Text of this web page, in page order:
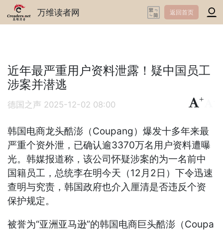
万维读者网 返回首页
近年最严重用户资料泄露！疑中国员工
涉案并潜逃
德国之声 2025-12-02 08:00
+
韩国电商龙头酷澎（Coupang）爆发十多年来最
严重个资外泄，已确认逾3370万名用户资料遭曝
光。韩媒报道称，该公司怀疑涉案的为一名前中
国籍员工，总统李在明今天（12月2日）下令迅速
查明与究责，韩国政府也介入厘清是否违反个资
保护规定。
被誉为“亚洲亚马逊”的韩国电商巨头酷澎（Coupa